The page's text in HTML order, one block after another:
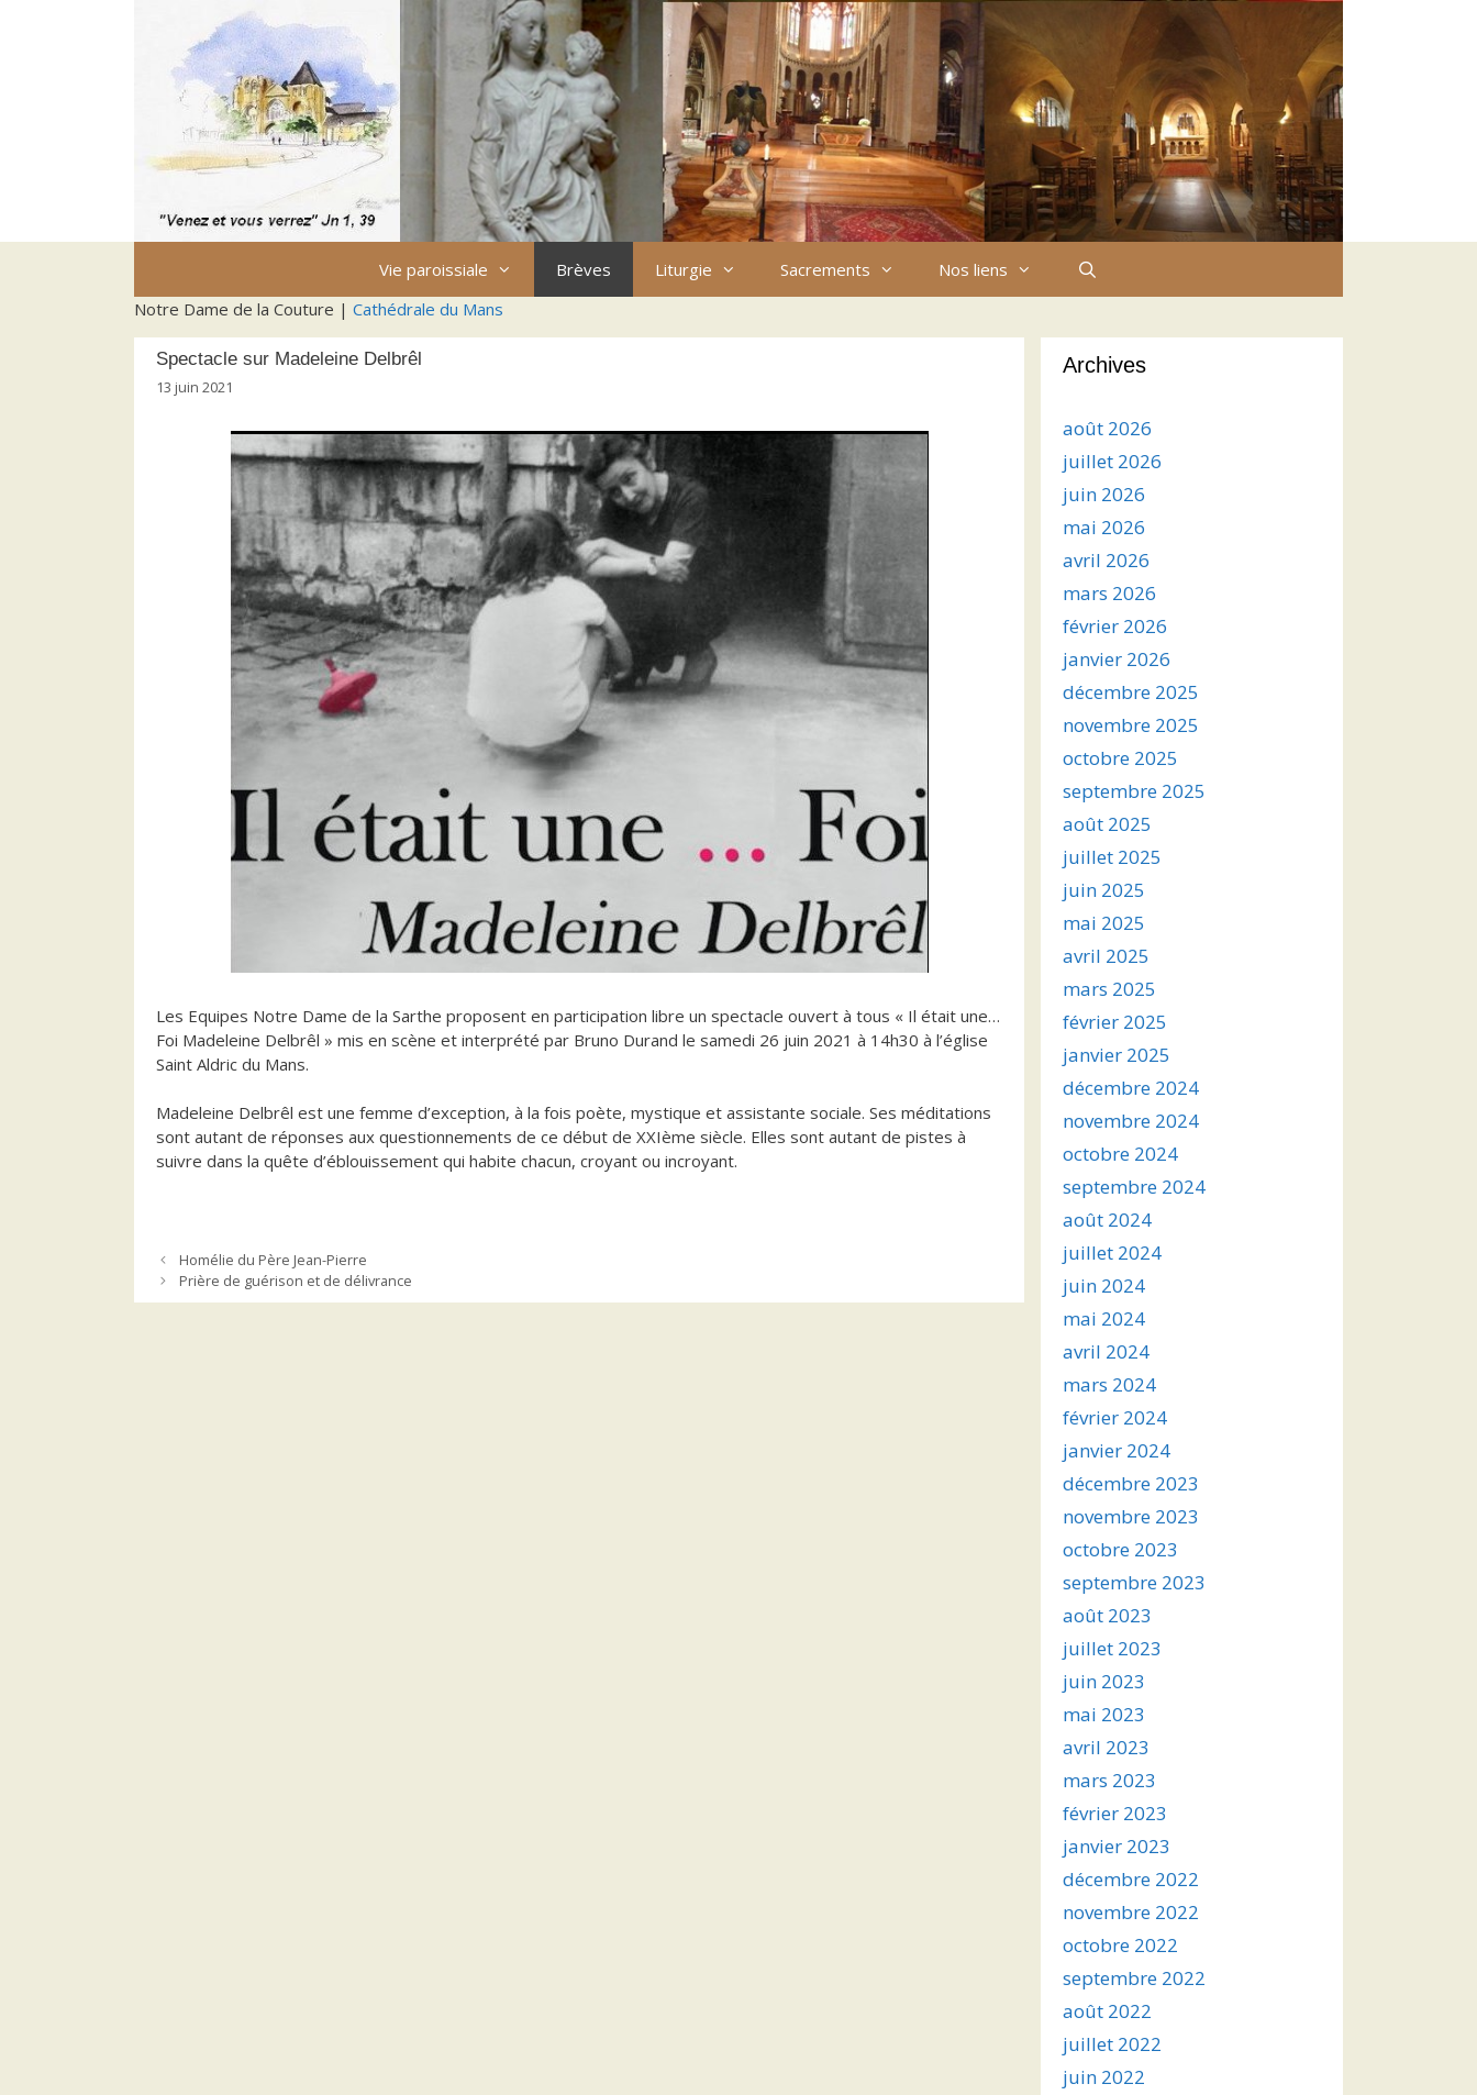
Vie paroissiale Brèves Liturgie Sacrements
Nos liens
Notre Dame de la Couture | Cathédrale du Mans
Spectacle sur Madeleine Delbrêl
13 juin 2021
Les Equipes Notre Dame de la Sarthe proposent en participation libre un spectacle ouvert à tous « Il était une…
Foi Madeleine Delbrêl » mis en scène et interprété par Bruno Durand le samedi 26 juin 2021 à 14h30 à l’église
Saint Aldric du Mans.
Madeleine Delbrêl est une femme d’exception, à la fois poète, mystique et assistante sociale. Ses méditations
sont autant de réponses aux questionnements de ce début de XXIème siècle. Elles sont autant de pistes à
suivre dans la quête d’éblouissement qui habite chacun, croyant ou incroyant.
Homélie du Père Jean-Pierre
Prière de guérison et de délivrance
Archives
août 2026
juillet 2026
juin 2026
mai 2026
avril 2026
mars 2026
février 2026
janvier 2026
décembre 2025
novembre 2025
octobre 2025
septembre 2025
août 2025
juillet 2025
juin 2025
mai 2025
avril 2025
mars 2025
février 2025
janvier 2025
décembre 2024
novembre 2024
octobre 2024
septembre 2024
août 2024
juillet 2024
juin 2024
mai 2024
avril 2024
mars 2024
février 2024
janvier 2024
décembre 2023
novembre 2023
octobre 2023
septembre 2023
août 2023
juillet 2023
juin 2023
mai 2023
avril 2023
mars 2023
février 2023
janvier 2023
décembre 2022
novembre 2022
octobre 2022
septembre 2022
août 2022
juillet 2022
juin 2022